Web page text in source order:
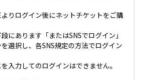
りログイン後にネットチケットをご購
にあります「またはSNSでログイン」
選択し、各SNS規定の方法でログイン
入力してのログインはできません。